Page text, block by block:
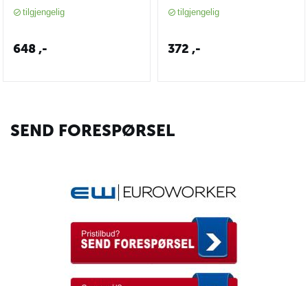
tilgjengelig
648,-
tilgjengelig
372 ,-
SEND FORESPØRSEL